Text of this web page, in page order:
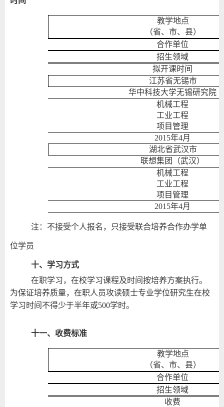
教学地点
（省、市、县）
合作单位
招生领域
拟开课时间
江苏省无锡市
华中科技大学无锡研究院
机械工程
工业工程
项目管理
2015年4月
湖北省武汉市
联想集团（武汉）
机械工程
工业工程
项目管理
2015年4月
注：不接受个人报名，只接受联合培养合作办学单
位学员
十、学习方式
在职学习，在校学习课程及时间按培养方案执行。
为保证培养质量，在职人员攻读硕士专业学位研究生在校
学习时间不得少于半年或500学时。
十一、收费标准
教学地点
（省、市、县）
合作单位
招生领域
收费